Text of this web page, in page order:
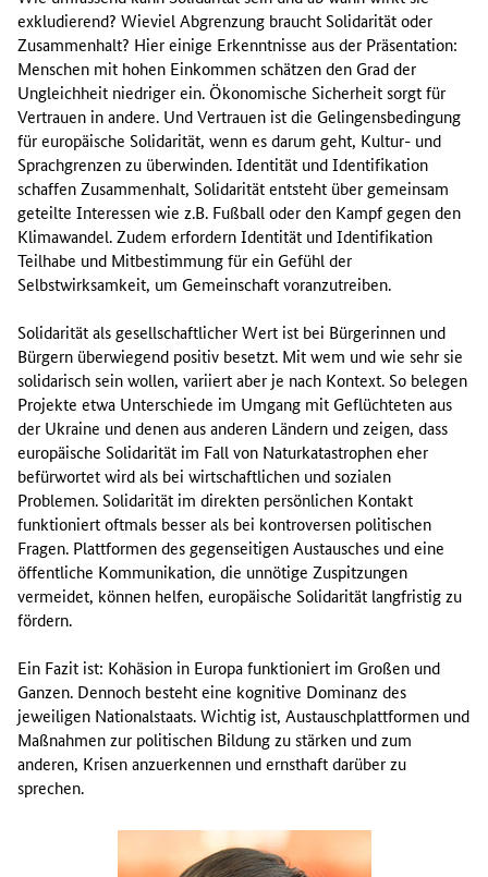
exkludierend? Wieviel Abgrenzung braucht Solidarität oder
Zusammenhalt? Hier einige Erkenntnisse aus der Präsentation:
Menschen mit hohen Einkommen schätzen den Grad der
Ungleichheit niedriger ein. Ökonomische Sicherheit sorgt für
Vertrauen in andere. Und Vertrauen ist die Gelingensbedingung
für europäische Solidarität, wenn es darum geht, Kultur- und
Sprachgrenzen zu überwinden. Identität und Identifikation
schaffen Zusammenhalt, Solidarität entsteht über gemeinsam
geteilte Interessen wie z.B. Fußball oder den Kampf gegen den
Klimawandel. Zudem erfordern Identität und Identifikation
Teilhabe und Mitbestimmung für ein Gefühl der
Selbstwirksamkeit, um Gemeinschaft voranzutreiben.
Solidarität als gesellschaftlicher Wert ist bei Bürgerinnen und
Bürgern überwiegend positiv besetzt. Mit wem und wie sehr sie
solidarisch sein wollen, variiert aber je nach Kontext. So belegen
Projekte etwa Unterschiede im Umgang mit Geflüchteten aus
der Ukraine und denen aus anderen Ländern und zeigen, dass
europäische Solidarität im Fall von Naturkatastrophen eher
befürwortet wird als bei wirtschaftlichen und sozialen
Problemen. Solidarität im direkten persönlichen Kontakt
funktioniert oftmals besser als bei kontroversen politischen
Fragen. Plattformen des gegenseitigen Austausches und eine
öffentliche Kommunikation, die unnötige Zuspitzungen
vermeidet, können helfen, europäische Solidarität langfristig zu
fördern.
Ein Fazit ist: Kohäsion in Europa funktioniert im Großen und
Ganzen. Dennoch besteht eine kognitive Dominanz des
jeweiligen Nationalstaats. Wichtig ist, Austauschplattformen und
Maßnahmen zur politischen Bildung zu stärken und zum
anderen, Krisen anzuerkennen und ernsthaft darüber zu
sprechen.